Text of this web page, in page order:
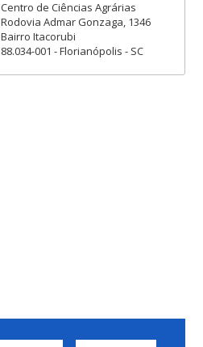
Centro de Ciências Agrárias
Rodovia Admar Gonzaga, 1346
Bairro Itacorubi
88.034-001 - Florianópolis - SC